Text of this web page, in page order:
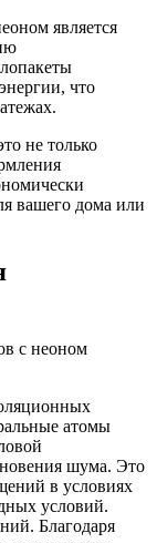
является
что
не только
вашего дома или
с неоном
атомы
шума. Это
в условиях
условий.
Благодаря